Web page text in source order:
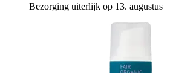
Bezorging uiterlijk op 13. augustus